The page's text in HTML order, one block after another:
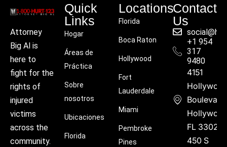
Attorney
Big Al is
here to
fight for the
rights of
injured
victims
across the
community.
Quick
Links
Hogar
Áreas de
Práctica
Sobre
nosotros
Ubicaciones
Florida
Locations
Florida
Boca Raton
Hollywood
Fort
Lauderdale
Miami
Pembroke
Pines
Contact
Us
+1 954
317
9480
4151
Boulevard,
FL 33021
450 S